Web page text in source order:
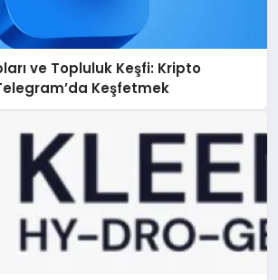
ve Topluluk Keşfi: Kripto
Keşfetmek